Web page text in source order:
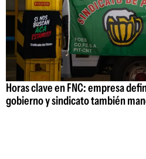
Horas clave en FNC: empresa
gobierno y sindicato también